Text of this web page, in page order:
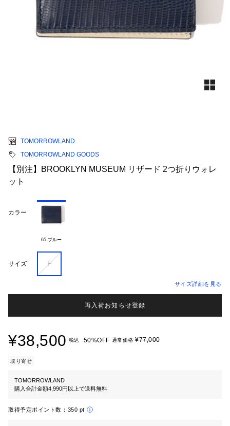
TOMORROWLAND
TOMORROWLAND GOODS
【別注】BROOKLYN MUSEUM リザード 2つ折りウォレ
ット
カラー
65 ブルー
サイズ F
サイズ詳細を見る
再入荷お知らせ登録
¥38,500 税込 50%OFF 通常価格 ¥77,000
取り寄せ
TOMORROWLAND
購入合計金額4,990円以上で送料無料
取得予定ポイント数： 350 pt